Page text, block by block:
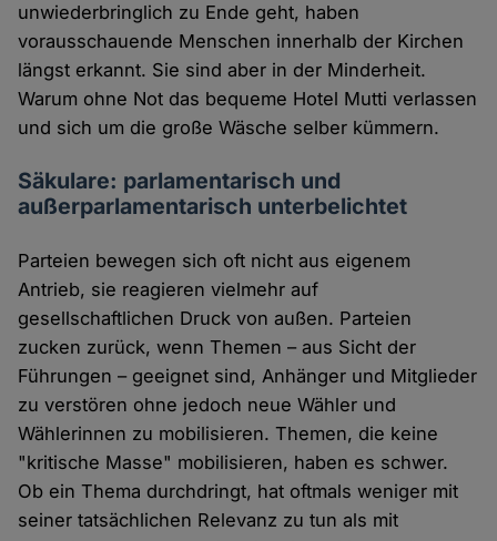
unwiederbringlich zu Ende geht, haben
vorausschauende Menschen innerhalb der Kirchen
längst erkannt. Sie sind aber in der Minderheit.
Warum ohne Not das bequeme Hotel Mutti verlassen
und sich um die große Wäsche selber kümmern.
Säkulare: parlamentarisch und
außerparlamentarisch unterbelichtet
Parteien bewegen sich oft nicht aus eigenem
Antrieb, sie reagieren vielmehr auf
gesellschaftlichen Druck von außen. Parteien
zucken zurück, wenn Themen – aus Sicht der
Führungen – geeignet sind, Anhänger und Mitglieder
zu verstören ohne jedoch neue Wähler und
Wählerinnen zu mobilisieren. Themen, die keine
"kritische Masse" mobilisieren, haben es schwer.
Ob ein Thema durchdringt, hat oftmals weniger mit
seiner tatsächlichen Relevanz zu tun als mit